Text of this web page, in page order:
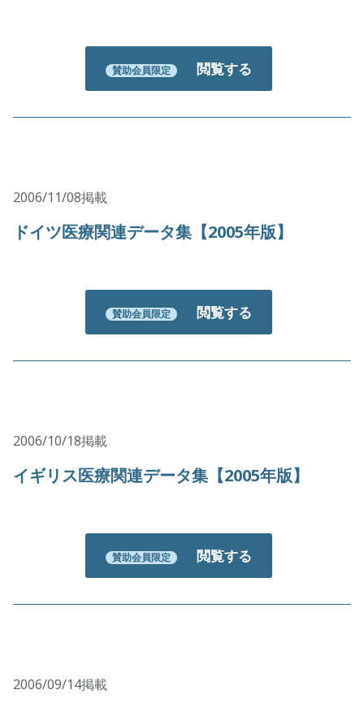
賛助会員限定 閲覧する
2006/11/08掲載
ドイツ医療関連データ集【2005年版】
賛助会員限定 閲覧する
2006/10/18掲載
イギリス医療関連データ集【2005年版】
賛助会員限定 閲覧する
2006/09/14掲載